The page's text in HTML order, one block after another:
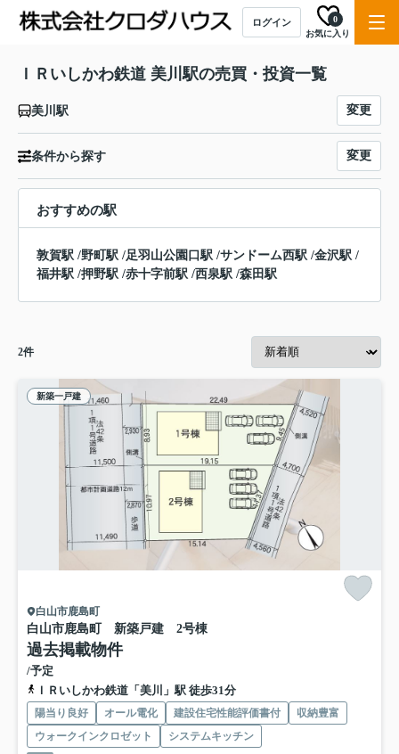
ログイン
お気に入り
0
ＩＲいしかわ鉄道 美川駅の売買・投資一覧
美川駅 変更
条件から探す 変更
おすすめの駅
敦賀駅 /野町駅 /足羽山公園口駅 /サンドーム西駅 /金沢駅 /
福井駅 /押野駅 /赤十字前駅 /西泉駅 /森田駅
2件
新築一戸建
白山市鹿島町
白山市鹿島町 新築戸建 2号棟
過去掲載物件
/予定
ＩＲいしかわ鉄道「美川」駅 徒歩31分
陽当り良好 オール電化 建設住宅性能評価書付
収納豊富
ウォークインクロゼット
システムキッチン